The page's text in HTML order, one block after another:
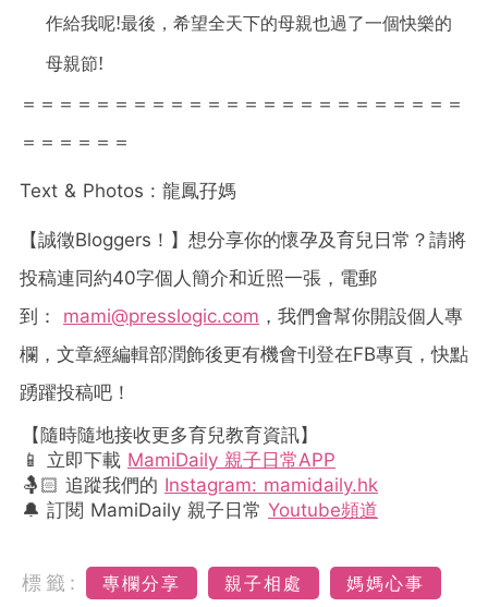
作給我呢!最後 ，希望全天下的母親也過了一個快樂的
母親節!
＝＝＝＝＝＝＝＝＝＝＝＝＝＝＝＝＝＝＝＝＝＝＝＝
＝＝＝＝＝＝
Text & Photos : 龍鳳孖媽
【誠徵Bloggers ！】想分享你的懷孕及育兒日常？請將
投稿連同約40字個人簡介和近照一張，電郵
到：
mami@presslogic.com ，我們會幫你開設個人專
欄，文章經編輯部潤飾後更有機會刊登在FB專頁，快點
踴躍投稿吧！
【隨時隨地接收更多育兒教育資訊】
📱 立即下載 MamiDaily 親子日常APP
🤱🏻 追蹤我們的 Instagram: mamidaily.hk
🔔 訂閱 MamiDaily 親子日常 Youtube頻道
標籤: 專欄分享 親子相處
媽媽心事